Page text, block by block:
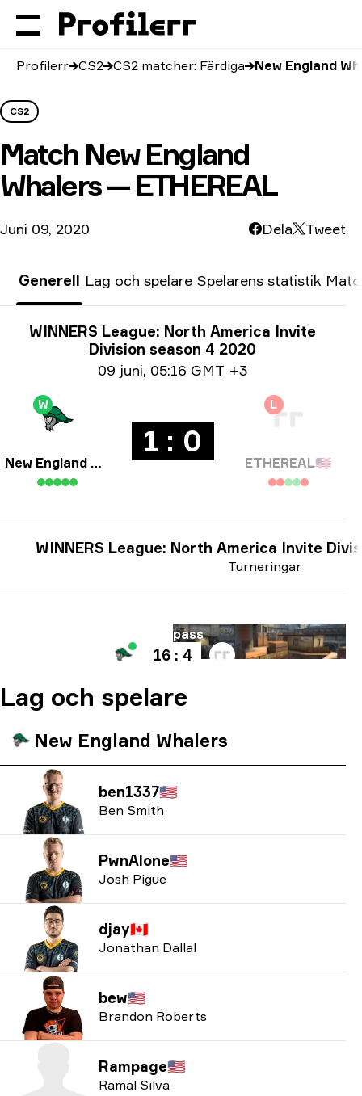
Profilerr CS2 CS2 matcher: Färdiga New England
CS2
Match New England
Whalers — ETHEREAL
Juni 09, 2020 Dela Tweet
Generell Lag och spelare Spelarens statistik
Turneringsinfo
WINNERS League: North America Invite
Division season 4 2020
09 juni, 05:16 GMT +3
W
New England Whalers
1 : 0
L
ETHEREAL🇺🇸
Turneringar
WINNERS League: North America Invite
Overpass
16 : 4
Lag och spelare
New England Whalers
ben1337🇺🇸
Ben Smith
PwnAlone🇺🇸
Josh Pigue
djay🇨🇦
Jonathan Dallal
bew🇺🇸
Brandon Roberts
Rampage🇺🇸
Ramal Silva